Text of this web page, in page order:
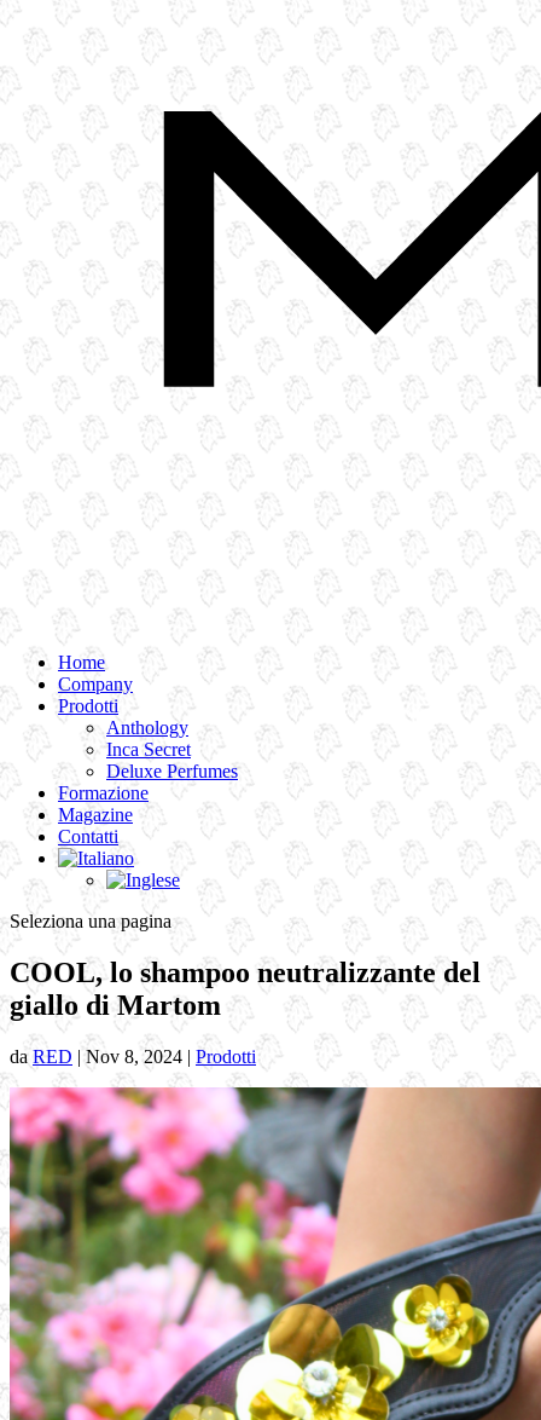
Home
Company
Prodotti
Anthology
Inca Secret
Deluxe Perfumes
Formazione
Magazine
Contatti
Seleziona una pagina
COOL, lo shampoo neutralizzante del
giallo di Martom
da RED | Nov 8, 2024 | Prodotti